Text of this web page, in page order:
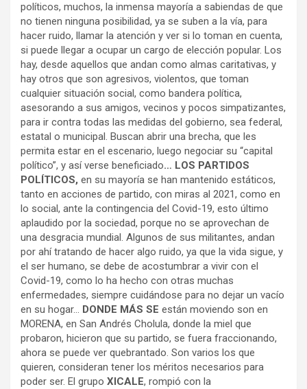
políticos, muchos, la inmensa mayoría a sabiendas de que
no tienen ninguna posibilidad, ya se suben a la vía, para
hacer ruido, llamar la atención y ver si lo toman en cuenta,
si puede llegar a ocupar un cargo de elección popular. Los
hay, desde aquellos que andan como almas caritativas, y
hay otros que son agresivos, violentos, que toman
cualquier situación social, como bandera política,
asesorando a sus amigos, vecinos y pocos simpatizantes,
para ir contra todas las medidas del gobierno, sea federal,
estatal o municipal. Buscan abrir una brecha, que les
permita estar en el escenario, luego negociar su “capital
político”, y así verse beneficiado… LOS PARTIDOS
POLÍTICOS, en su mayoría se han mantenido estáticos,
tanto en acciones de partido, con miras al 2021, como en
lo social, ante la contingencia del Covid-19, esto último
aplaudido por la sociedad, porque no se aprovechan de
una desgracia mundial. Algunos de sus militantes, andan
por ahí tratando de hacer algo ruido, ya que la vida sigue, y
el ser humano, se debe de acostumbrar a vivir con el
Covid-19, como lo ha hecho con otras muchas
enfermedades, siempre cuidándose para no dejar un vacío
en su hogar… DONDE MÁS SE están moviendo son en
MORENA, en San Andrés Cholula, donde la miel que
probaron, hicieron que su partido, se fuera fraccionando,
ahora se puede ver quebrantado. Son varios los que
quieren, consideran tener los méritos necesarios para
poder ser. El grupo XICALE, rompió con la